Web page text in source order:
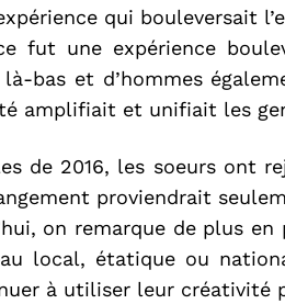
qui bouleversait
fut une expérience
bas et d’hommes
amplifiait et unifiait les
de 2016, les soeurs ont
proviendrait
on remarque de plus
local, étatique ou
à utiliser leur créativité